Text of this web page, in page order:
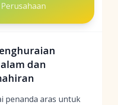
dan
penanda aras untuk